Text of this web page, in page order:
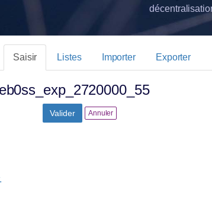
Saisir Listes Importer Exporter
Valider Annuler